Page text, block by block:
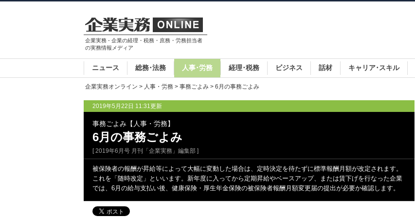
企業実務 - 企業の経理・税務・庶務・労務担当者
の実務情報メディア
ニュース 総務･法務 人事･労務 経理･税務 ビジネス 話材 キャリア･スキル
企業実務オンライン > 人事・労務 > 事務ごよみ > 6月の事務ごよみ
2019年5月22日 11:31更新
事務ごよみ【人事・労務】
6月の事務ごよみ
[ 2019年6月号 月刊「企業実務」編集部 ]
被保険者の報酬が昇給等によって大幅に変動した場合は、定時決定を待たずに標準報酬月額が改定されます。
これを「随時改定」といいます。新年度に入ってから定期昇給やベースアップ、または賃下げを行なった企業
では、6月の給与支払い後、健康保険・厚生年金保険の被保険者報酬月額変更届の提出が必要か確認します。